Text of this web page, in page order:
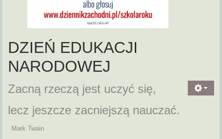
DZIEŃ EDUKACJI
NARODOWEJ
Zacną rzeczą jest uczyć się,
lecz jeszcze zacniejszą nauczać.
Mark Twain